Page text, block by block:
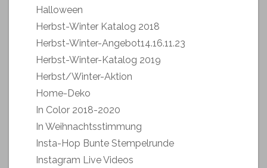
Halloween
Herbst-Winter Katalog 2018
Herbst-Winter-Angebot14.16.11.23
Herbst-Winter-Katalog 2019
Herbst/Winter-Aktion
Home-Deko
In Color 2018-2020
In Weihnachtsstimmung
Insta-Hop Bunte Stempelrunde
Instagram Live Videos